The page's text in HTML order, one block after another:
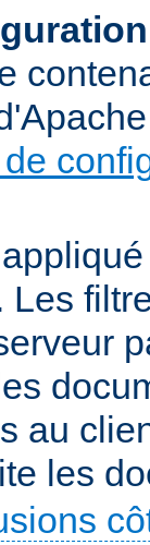
Les
au
les